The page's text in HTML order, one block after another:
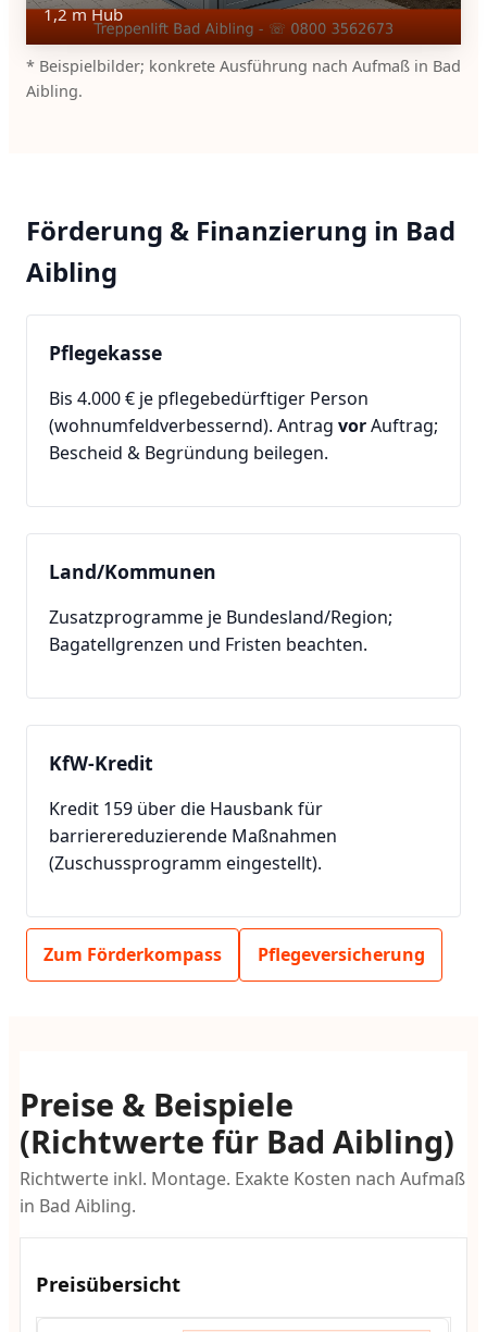
1,2 m Hub
* Beispielbilder; konkrete Ausführung nach Aufmaß in Bad
Aibling.
Förderung & Finanzierung in Bad
Aibling
Pflegekasse
Bis 4.000 € je pflegebedürftiger Person
(wohnumfeldverbessernd). Antrag vorAuftrag;
Bescheid & Begründung beilegen.
Land/Kommunen
Zusatzprogramme je Bundesland/Region;
Bagatellgrenzen und Fristen beachten.
KfW-Kredit
Kredit 159 über die Hausbank für
barrierereduzierende Maßnahmen
(Zuschussprogramm eingestellt).
Zum Förderkompass Pflegeversicherung
Preise & Beispiele
(Richtwerte für Bad Aibling)
Richtwerte inkl. Montage. Exakte Kosten nach Aufmaß
in Bad Aibling.
Preisübersicht